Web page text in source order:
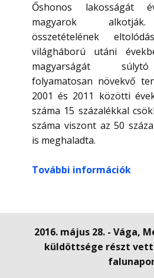
Őshonos lakosságát
magyarok
összetételének
világháború utáni
magyarságát
folyamatosan növekvő
2001 és 2011 közötti
száma 15 százalékkal
száma viszont az 50
is meghaladta.
További információk
2016. május 28. - Vága,
küldöttsége részt vett